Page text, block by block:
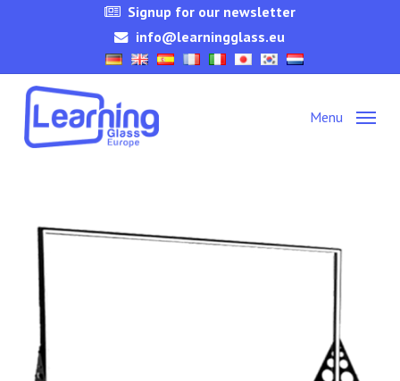
content
Signup for our newsletter
info@learningglass.eu
Menu